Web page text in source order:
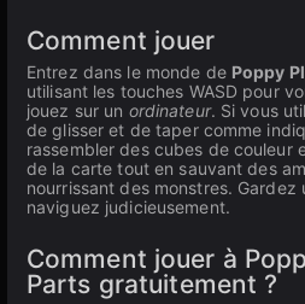
Comment jouer
Entrez dans le monde de Poppy
utilisant les touches WASD pour
jouez sur un ordinateur. Si vous
de glisser et de taper comme
rassembler des cubes de couleur
de la carte tout en sauvant des
nourrissant des monstres.
naviguez judicieusement.
Comment jouer à
Parts gratuitement ?